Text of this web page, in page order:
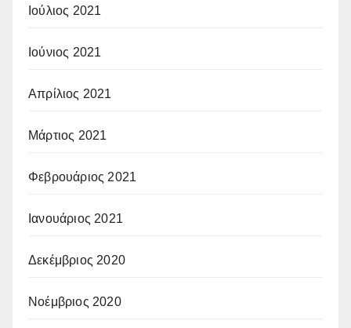
Ιούλιος 2021
Ιούνιος 2021
Απρίλιος 2021
Μάρτιος 2021
Φεβρουάριος 2021
Ιανουάριος 2021
Δεκέμβριος 2020
Νοέμβριος 2020